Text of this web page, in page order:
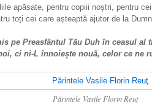
apăsate, pentru copiii noștri, pentru
toți cei care așteaptă ajutor de la
pe Preasfântul Tău Duh în ceasul al
ci ni-L înnoiește nouă, celor ce ne
Părintele Vasile Florin Reuţ